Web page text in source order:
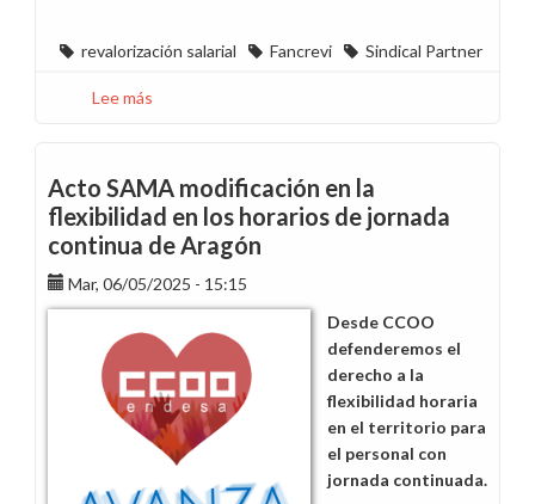
revalorización salarial Fancrevi Sindical Partner
Lee más
más
endeudamiento…
¡Gracias
por
tanto!
Acto SAMA modificación en la
flexibilidad en los horarios de jornada
continua de Aragón
Mar, 06/05/2025 - 15:15
Desde CCOO
defenderemos el
derecho a la
flexibilidad horaria
en el territorio para
el personal con
jornada continuada.